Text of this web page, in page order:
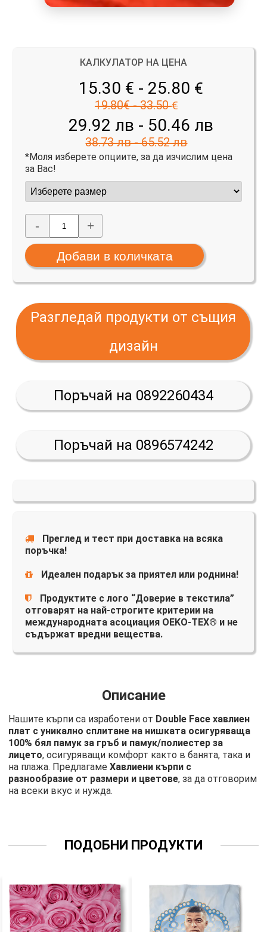
КАЛКУЛАТОР НА ЦЕНА
15.30 € - 25.80 €
19.80€ - 33.50 €
29.92 лв - 50.46 лв
38.73 лв - 65.52 лв
*Моля изберете опциите, за да изчислим цена
за Вас!
- +
Разгледай продукти от същия
дизайн
Поръчай на 0892260434
Поръчай на 0896574242
Преглед и тест при доставка на всяка
поръчка!
Идеален подарък за приятел или роднина!
Продуктите с лого “Доверие в текстила”
отговарят на най-строгите критерии на
международната асоциация OEKO-TEX® и не
съдържат вредни вещества.
Описание
Нашите кърпи са изработени от Double Face хавлиен
плат с уникално сплитане на нишката осигуряваща
100% бял памук за гръб и памук/полиестер за
лицето, осигуряващи комфорт както в банята, така и
на плажа. ПредлагамеХавлиени кърпи с
разнообразие от размери и цветове, за да отговорим
на всеки вкус и нужда.
ПОДОБНИ ПРОДУКТИ